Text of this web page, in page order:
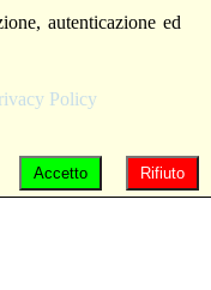
autenticazione ed
Policy
Rifiuto
Accetto